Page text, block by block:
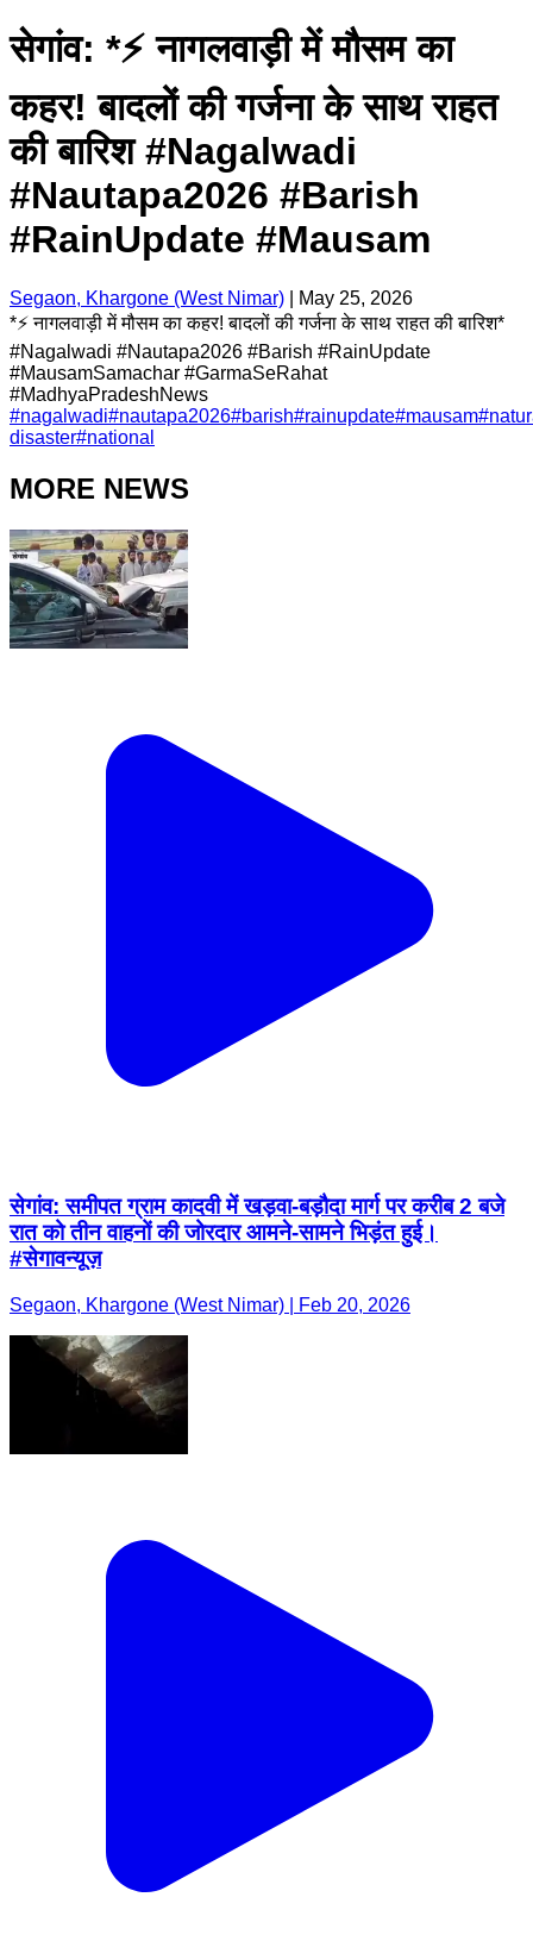
सेगांव: *⚡ नागलवाड़ी में मौसम का
कहर! बादलों की गर्जना के साथ राहत
की बारिश #Nagalwadi
#Nautapa2026 #Barish
#RainUpdate #Mausam
Segaon, Khargone (West Nimar)
May 25, 2026
*⚡ नागलवाड़ी में मौसम का कहर! बादलों की गर्जना के साथ राहत की बारिश*
#Nagalwadi #Nautapa2026 #Barish #RainUpdate
#MausamSamachar #GarmaSeRahat
#MadhyaPradeshNews
#nagalwadi#nautapa2026#barish#rainupdate#mausam#
disaster#national
MORE NEWS
सेगांव: समीपत ग्राम कादवी में खड़वा-बड़ौदा मार्ग पर करीब 2 बजे
रात को तीन वाहनों की जोरदार आमने-सामने भिड़ंत हुई।
#सेगावन्यूज़
Segaon, Khargone (West Nimar) | Feb 20, 2026